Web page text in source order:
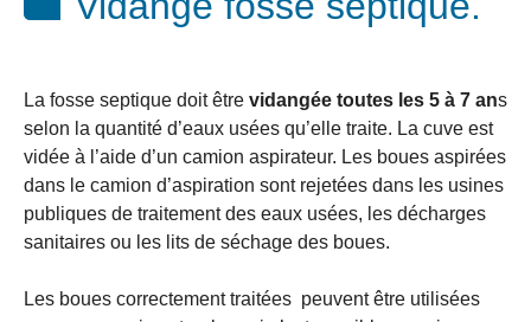
La fosse septique doit être vidangée toutes les 5 à 7 ans
selon la quantité d’eaux usées qu’elle traite. La cuve est
vidée à l’aide d’un camion aspirateur. Les boues aspirées
dans le camion d’aspiration sont rejetées dans les usines
publiques de traitement des eaux usées, les décharges
sanitaires ou les lits de séchage des boues.
Les boues correctement traitées peuvent être utilisées